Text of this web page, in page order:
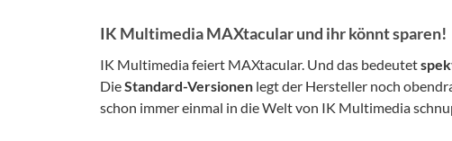
IK Multimedia MAXtacular und ihr könnt sparen!
IK Multimedia feiert MAXtacular. Und das bedeutet
DieStandard-Versionen legt der Hersteller noch
schon immer einmal in die Welt von IK Multimedia